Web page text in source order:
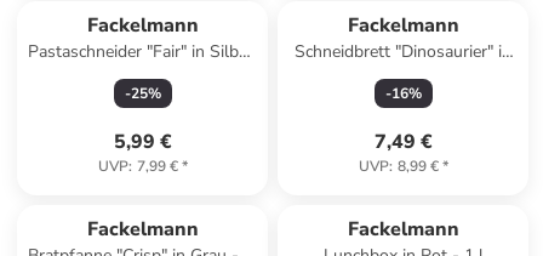
Fackelmann
Pastaschneider "Fair" in Silber/
Natur
-25%
5,99 €
UVP: 7,99 €*
Fackelmann
Schneidbrett "Dinosaurier" in
Grün - (B)23 x (H)23 cm
-16%
7,49 €
UVP: 8,99 €*
Fackelmann Fackelmann